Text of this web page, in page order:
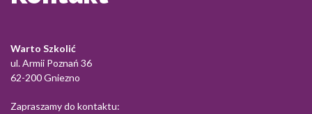
Warto Szkolić
ul. Armii Poznań 36
62-200 Gniezno
Zapraszamy do kontaktu: